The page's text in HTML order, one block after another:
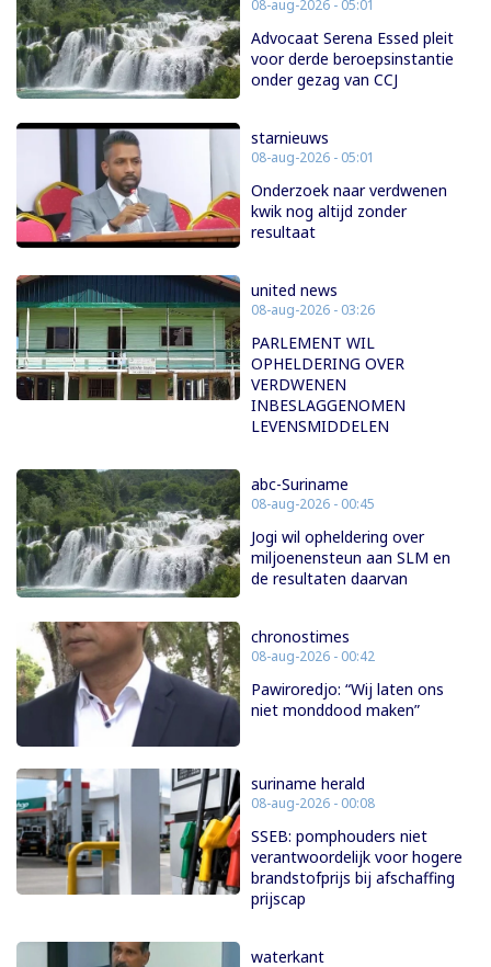
08-aug-2026 - 05:01
Advocaat Serena Essed pleit
voor derde beroepsinstantie
onder gezag van CCJ
starnieuws
08-aug-2026 - 05:01
Onderzoek naar verdwenen
kwik nog altijd zonder
resultaat
united news
08-aug-2026 - 03:26
PARLEMENT WIL
OPHELDERING OVER
VERDWENEN
INBESLAGGENOMEN
LEVENSMIDDELEN
abc-Suriname
08-aug-2026 - 00:45
Jogi wil opheldering over
miljoenensteun aan SLM en
de resultaten daarvan
chronostimes
08-aug-2026 - 00:42
Pawiroredjo: “Wij laten ons
niet monddood maken”
suriname herald
08-aug-2026 - 00:08
SSEB: pomphouders niet
verantwoordelijk voor hogere
brandstofprijs bij afschaffing
prijscap
waterkant